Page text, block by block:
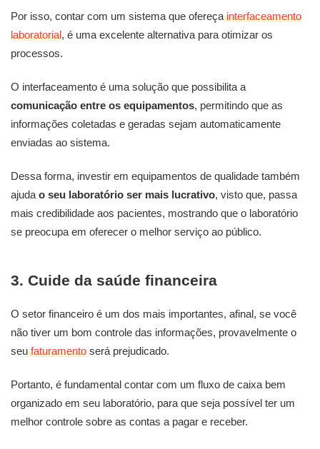
Por isso, contar com um sistema que ofereçainterfaceamento
laboratorial, é uma excelente alternativa para otimizar os
processos.
O interfaceamento é uma solução que possibilita a
comunicação entre os equipamentos, permitindo que as
informações coletadas e geradas sejam automaticamente
enviadas ao sistema.
Dessa forma, investir em equipamentos de qualidade também
ajuda o seu laboratório ser mais lucrativo, visto que, passa
mais credibilidade aos pacientes, mostrando que o laboratório
se preocupa em oferecer o melhor serviço ao público.
3. Cuide da saúde financeira
O setor financeiro é um dos mais importantes, afinal, se você
não tiver um bom controle das informações, provavelmente o
seufaturamento será prejudicado.
Portanto, é fundamental contar com um fluxo de caixa bem
organizado em seu laboratório, para que seja possível ter um
melhor controle sobre as contas a pagar e receber.